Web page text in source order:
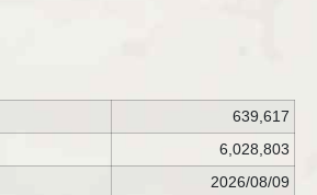
639,617
6,028,803
2026/08/09